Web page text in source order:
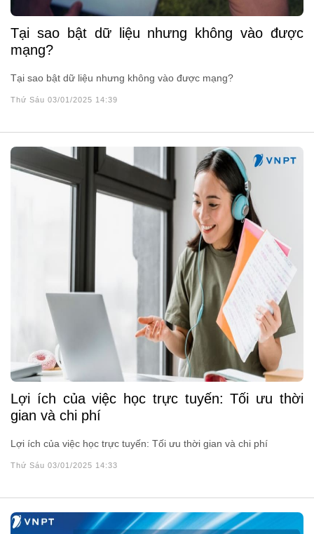
Tại sao bật dữ liệu nhưng không vào được
mạng?
Tại sao bật dữ liệu nhưng không vào được mạng?
Thứ Sáu 03/01/2025 14:39
Lợi ích của việc học trực tuyến: Tối ưu thời
gian và chi phí
Lợi ích của việc học trực tuyến: Tối ưu thời gian và chi phí
Thứ Sáu 03/01/2025 14:33